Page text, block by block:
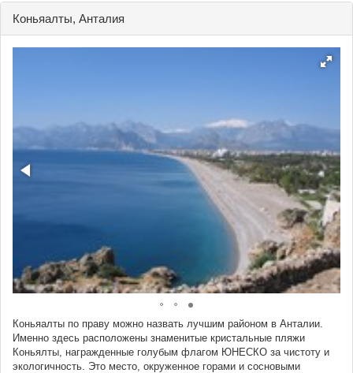
Коньяалты, Анталия
Коньяалты по праву можно назвать лучшим районом в Анталии.
Именно здесь расположены знаменитые кристальные пляжи
Коньялты, награжденные голубым флагом ЮНЕСКО за чистоту и
экологичность. Это место, окруженное горами и сосновыми